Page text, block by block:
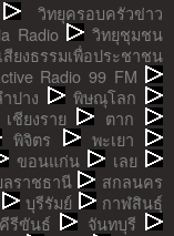
วิทยุครอบครัวข่าว
Radio
วิทยุชุมชน
เสียงธรรมเพื่อประชาชน
Radio 99 FM
ปาง
พิษณุโลก
เชียงราย
ตาก
พิจิตร
พะเยา
ขอนแก่น
เลย
ราชธานี
สกลนคร
บุรีรัมย์
กาฬสินธุ์
รีขันธ์
จันทบุรี